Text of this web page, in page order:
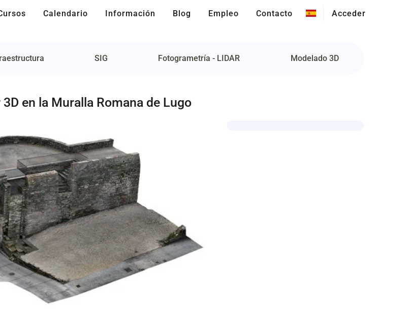
Calendario Información Blog Empleo Contacto Acceder
SIG Fotogrametría - LIDAR Modelado 3D
en la Muralla Romana de Lugo